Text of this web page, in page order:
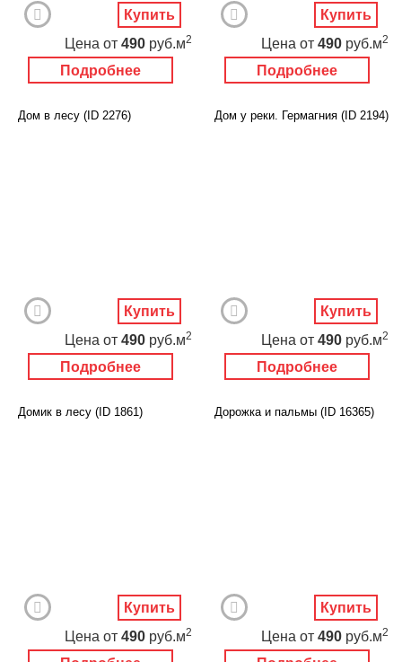
Подробнее
Цена от 490 руб.м2
Купить
Подробнее
Цена от 490 руб.м2
Купить
Дом в лесу (ID 2276)
Подробнее
Цена от 490 руб.м2
Купить
Дом у реки. Гермагния (ID 2194)
Подробнее
Цена от 490 руб.м2
Купить
Домик в лесу (ID 1861)
Цена от 490 руб.м2
Купить
Дорожка и пальмы (ID 16365)
Цена от 490 руб.м2
Купить